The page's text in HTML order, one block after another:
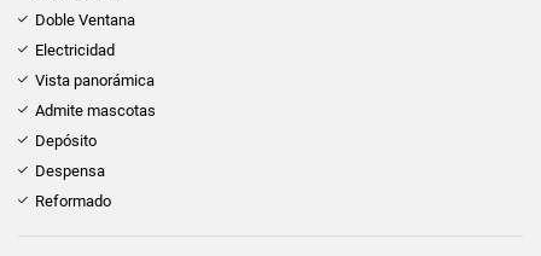
Doble Ventana
Electricidad
Vista panorámica
Admite mascotas
Depósito
Despensa
Reformado